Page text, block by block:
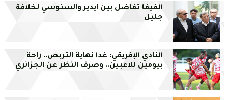
الفيفا تفاضل بين ايدير والسنوسي لخلافة
جليّل
النادي الإفريقي: غدا نهاية التربص.. راحة
بيومين للاعبين.. وصرف النظر عن الجزائري